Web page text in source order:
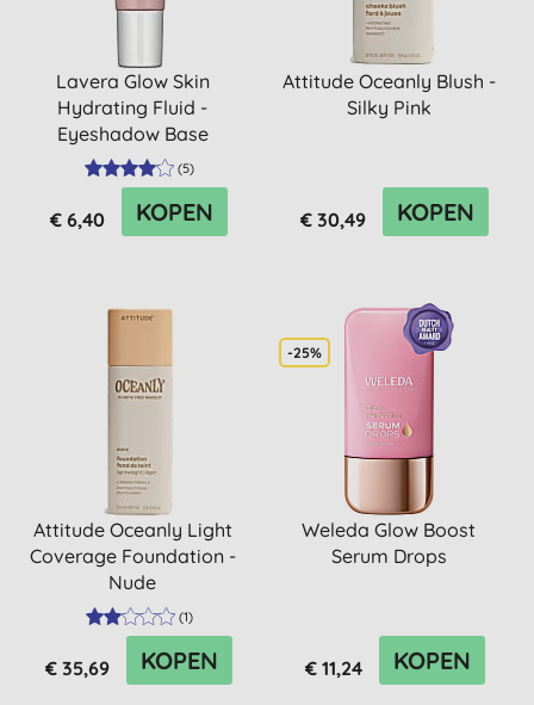
Lavera Glow Skin
Hydrating Fluid -
Eyeshadow Base
(5)
€ 6,40 KOPEN
Attitude Oceanly Blush -
Silky Pink
€ 30,49 KOPEN
Attitude Oceanly Light
Coverage Foundation -
Nude
(1)
€ 35,69 KOPEN
-25%
Weleda Glow Boost
Serum Drops
€ 11,24 KOPEN